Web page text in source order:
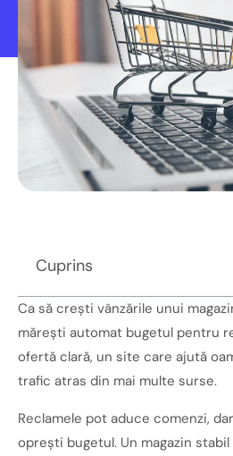
Cuprins
Ca să crești vânzările unui
mărești automat bugetul pentru
ofertă clară, un site care ajută
trafic atras din mai multe surse.
Reclamele pot aduce comenzi,
oprești bugetul. Un magazin stabil